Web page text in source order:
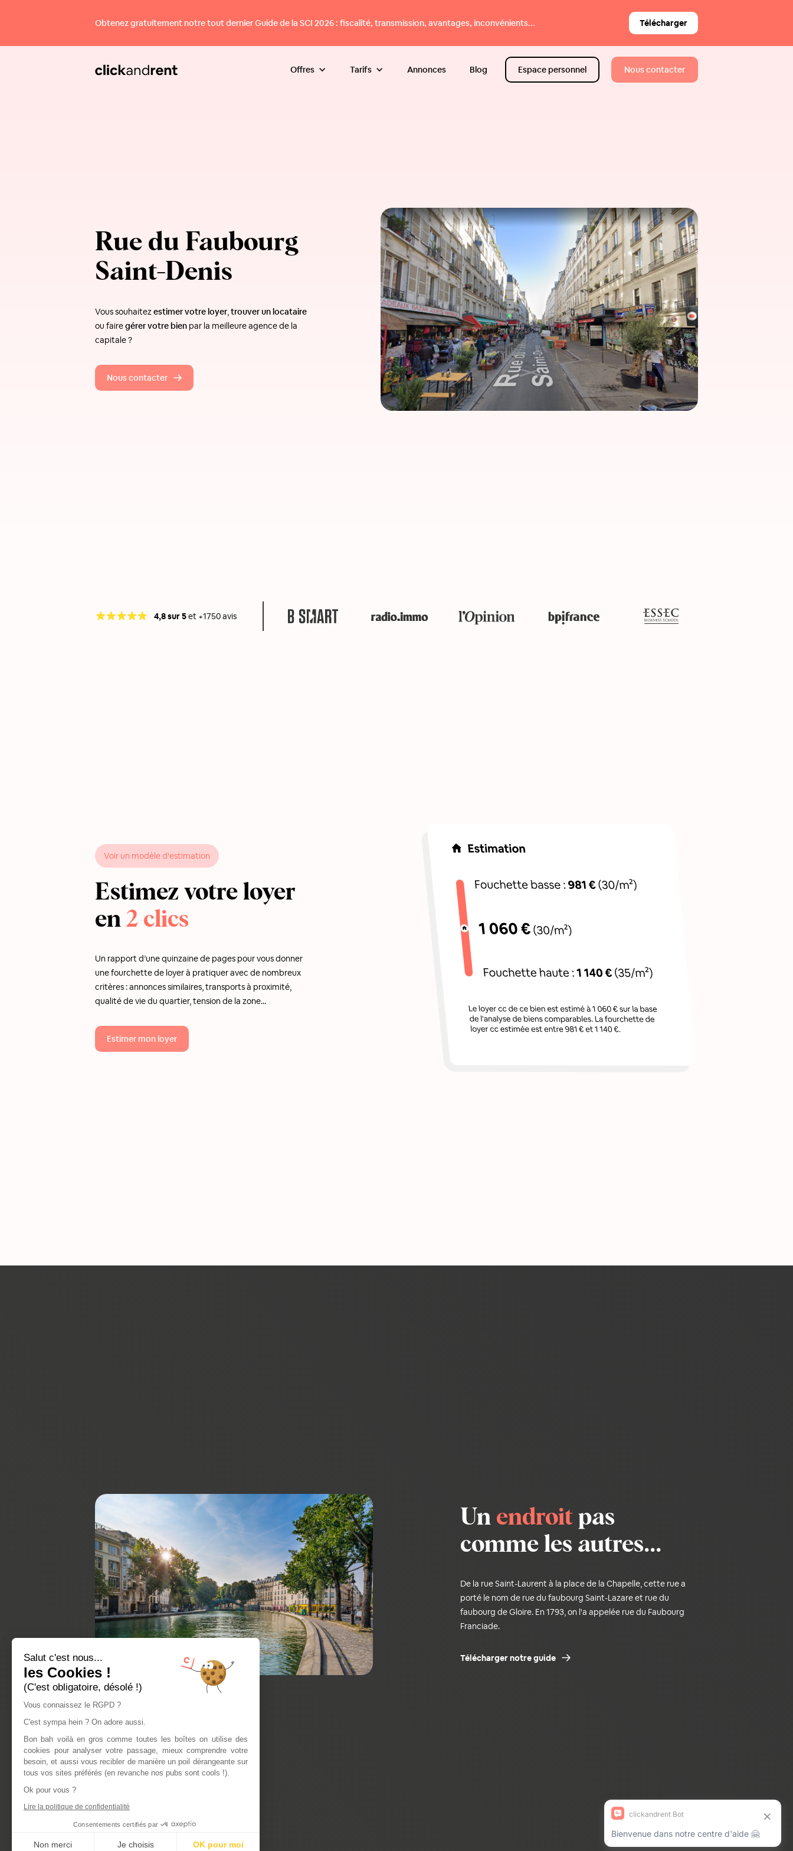
Obtenez gratuitement notre tout dernier Guide de la SCI 2026 : fiscalité, transmission, avantages, inconvénients... Télécharger
Offres Tarifs Annonces Blog Espace personnel Nous contacter
Rue du Faubourg
Saint-Denis
Vous souhaitezestimer votre loyer,trouver un locataire
ou fairegérer votre bien par la meilleure agence de la
capitale ?
Nous contacter
4,8 sur 5et +1750 avis
Voir un modèle d'estimation
Estimez votre loyer
en2 clics
Un rapport d’une quinzaine de pages pour vous donner
une fourchette de loyer à pratiquer avec de nombreux
critères : annonces similaires, transports à proximité,
qualité de vie du quartier, tension de la zone...
Estimer mon loyer
Un endroitpas
comme les autres...
De la rue Saint-Laurent à la place de la Chapelle, cette rue a
porté le nom de rue du faubourg Saint-Lazare et rue du
faubourg de Gloire. En 1793, on l'a appelée rue du Faubourg
Franciade.
Télécharger notre guide
Salut c'est nous...
les Cookies !
(C'est obligatoire, désolé !)
Vous connaissez le RGPD ?
C'est sympa hein ? On adore aussi.
Bon bah voilà en gros comme toutes les boîtes on utilise des
cookies pour analyser votre passage, mieux comprendre votre
besoin, et aussi vous recibler de manière un poil dérangeante sur
tous vos sites préférés (en revanche nos pubs sont cools !).
Ok pour vous ?
Lire la politique de confidentialité
Consentements certifiés par
Non merci Je choisis
OK pour moi